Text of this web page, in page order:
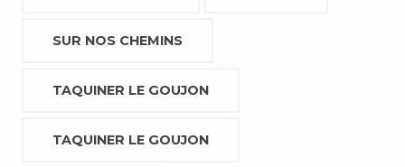
SUR NOS CHEMINS
TAQUINER LE GOUJON
TAQUINER LE GOUJON